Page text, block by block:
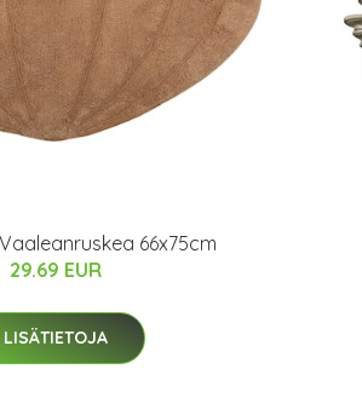
66x75cm
29.69 EUR
LISÄTIETOJA